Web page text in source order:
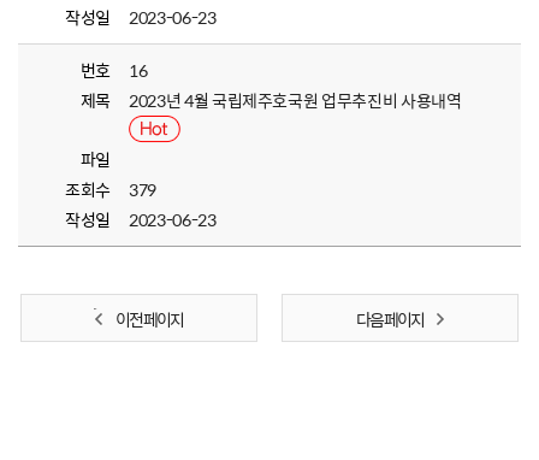
작성일
2023-06-23
번호
16
제목
2023년 4월 국립제주호국원 업무추진비 사용내역
파일
조회수
379
작성일
2023-06-23
이전 페이지 다음 페이지